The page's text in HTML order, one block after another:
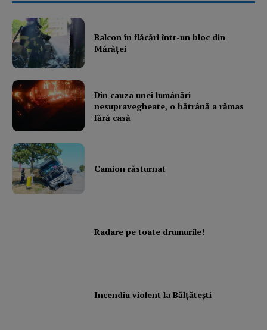
Balcon în flăcări într-un bloc din
Mărăţei
Din cauza unei lumânări
nesupravegheate, o bătrână a rămas
fără casă
Camion răsturnat
Radare pe toate drumurile!
Incendiu violent la Bălţăteşti